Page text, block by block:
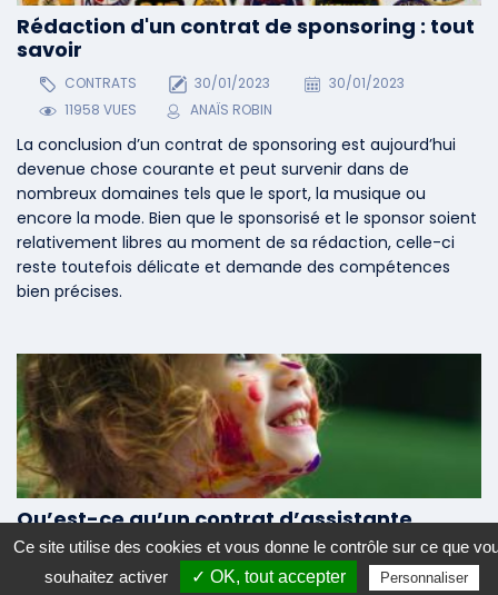
Qu’est-ce qu’un contrat d’assistante
maternelle ? Comment le rédiger ?
CONTRATS 19/01/2023
19/01/2023
Rédaction d'un contrat de sponsoring : tout
savoir
CONTRATS 30/01/2023
30/01/2023
11958 VUES
ANAÏS ROBIN
La conclusion d’un contrat de sponsoring est aujourd’hui
devenue chose courante et peut survenir dans de
nombreux domaines tels que le sport, la musique ou
encore la mode. Bien que le sponsorisé et le sponsor soient
relativement libres au moment de sa rédaction, celle-ci
reste toutefois délicate et demande des compétences
bien précises.
Ce site utilise des cookies et vous donne le contrôle sur ce que
souhaitez activer
✓ OK, tout accepter Personnaliser